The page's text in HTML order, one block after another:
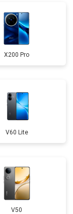
X200 Pro
V60 Lite
V50